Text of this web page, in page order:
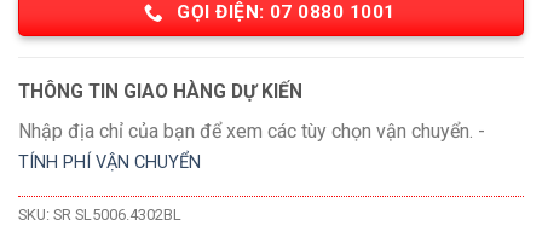
GỌI ĐIỆN: 07 0880 1001
THÔNG TIN GIAO HÀNG DỰ KIẾN
Nhập địa chỉ của bạn để xem các tùy chọn vận chuyển. -
TÍNH PHÍ VẬN CHUYỂN
SKU: SR SL5006.4302BL